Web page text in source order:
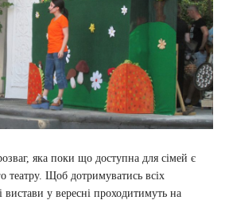
яка поки що доступна для сімей є
театру. Щоб дотримуватись всіх
вистави у вересні проходитимуть на